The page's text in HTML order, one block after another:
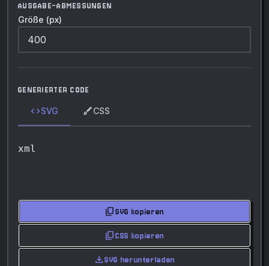
AUSGABE-ABMESSUNGEN
Größe (px)
GENERIERTER CODE
codeSVG brushCSS
xml
content_copySVG kopieren
content_copyCSS kopieren
downloadSVG herunterladen